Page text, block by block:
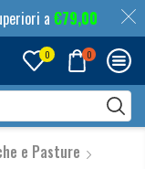
a €79,00
0 0
e Pasture